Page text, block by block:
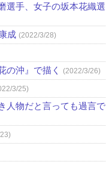
選手、女子の坂本花織選
成 (2022/3/28)
の沖』で描く (2022/3/26)
3/25)
人物だと言っても過言で